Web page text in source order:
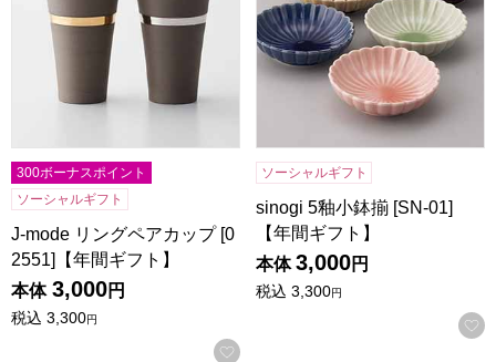
300ボーナスポイント
ソーシャルギフト
J-mode リングペアカップ [0
2551]【年間ギフト】
本体 3,000円
税込 3,300円
お気に入りに登録する
ソーシャルギフト
sinogi 5釉小鉢揃 [SN-01]
【年間ギフト】
本体 3,000円
税込 3,300円